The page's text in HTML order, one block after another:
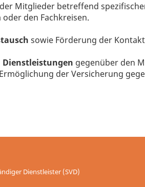
der Mitglieder betreffend
den Fachkreisen.
sowie Förderung der
gegenüber den
der Versicherung
Dienstleister (SVD)